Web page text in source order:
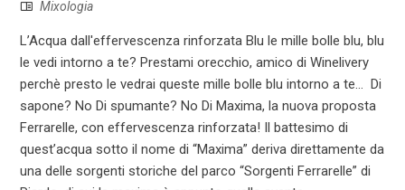
Mixologia
L’Acqua dall'effervescenza rinforzata Blu le mille bolle blu, blu
le vedi intorno a te? Prestami orecchio, amico di Winelivery
perchè presto le vedrai queste mille bolle blu intorno a te… Di
sapone? No Di spumante? No Di Maxima, la nuova proposta
Ferrarelle, con effervescenza rinforzata! Il battesimo di
quest’acqua sotto il nome di “Maxima” deriva direttamente da
una delle sorgenti storiche del parco “Sorgenti Ferrarelle” di